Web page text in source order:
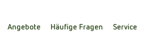
Angebote Häufige Fragen Service